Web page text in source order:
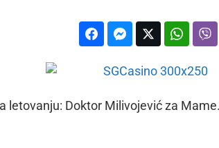
letovanju: Doktor Milivojević za